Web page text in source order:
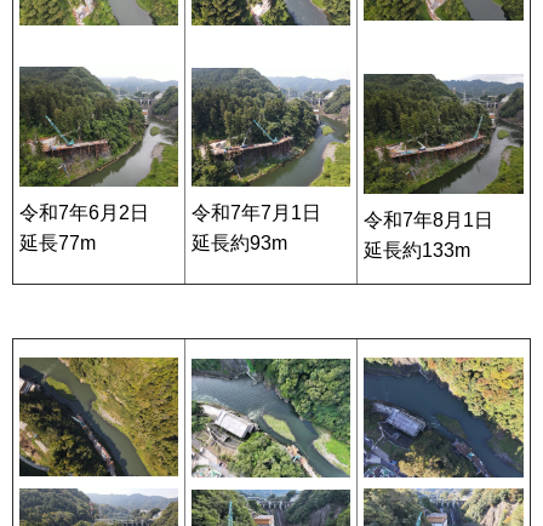
令和7年6月2日
延長77m
令和7年7月1日
延長約93m
令和7年8月1日
延長約133m